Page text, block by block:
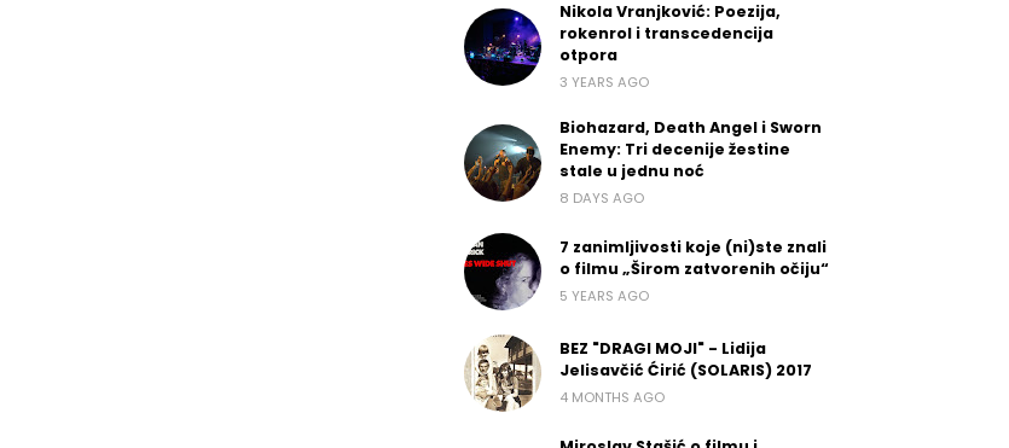
Nikola Vranjković: Poezija,
rokenrol i transcedencija
otpora
3 YEARS AGO
Biohazard, Death Angel i Sworn
Enemy: Tri decenije žestine
stale u jednu noć
8 DAYS AGO
7 zanimljivosti koje (ni)ste znali
o filmu „Širom zatvorenih očiju“
5 YEARS AGO
BEZ "DRAGI MOJI" - Lidija
Jelisavčić Ćirić (SOLARIS) 2017
4 MONTHS AGO